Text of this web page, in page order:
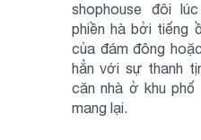
shophouse đôi
phiền hà bởi tiếng
của đám đông
hẳn với sự thanh
căn nhà ở khu
mang lại.